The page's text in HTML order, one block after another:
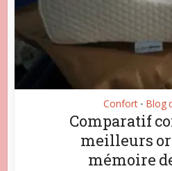
Confort • Blog
Comparatif
meilleurs
mémoire